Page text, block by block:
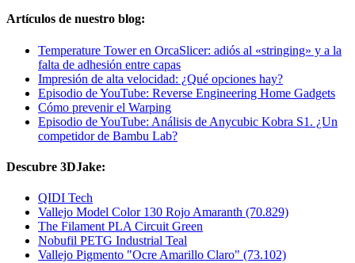
Artículos de nuestro blog:
Temperature Tower en OrcaSlicer: adiós al «stringing» y a la
falta de adhesión entre capas
Impresión de alta velocidad: ¿Qué opciones hay?
Episodio de YouTube: Reverse Engineering Home Gadgets
Cómo prevenir el Warping
Episodio de YouTube: Análisis de Anycubic Kobra S1. ¿Un
competidor de Bambu Lab?
Descubre 3DJake:
QIDI Tech
Vallejo Model Color 130 Rojo Amaranth (70.829)
The Filament PLA Circuit Green
Nobufil PETG Industrial Teal
Vallejo Pigmento "Ocre Amarillo Claro" (73.102)